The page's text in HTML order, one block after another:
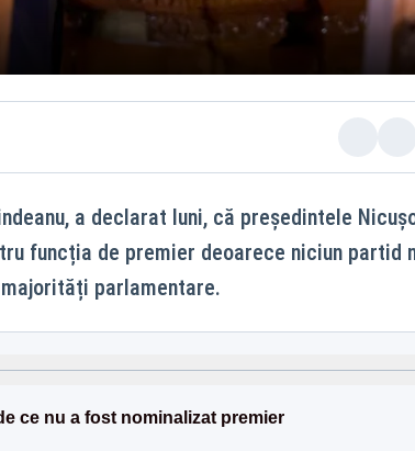
a declarat luni, că președintele
funcția de premier deoarece niciun partid
parlamentare.
ce nu a fost nominalizat premier